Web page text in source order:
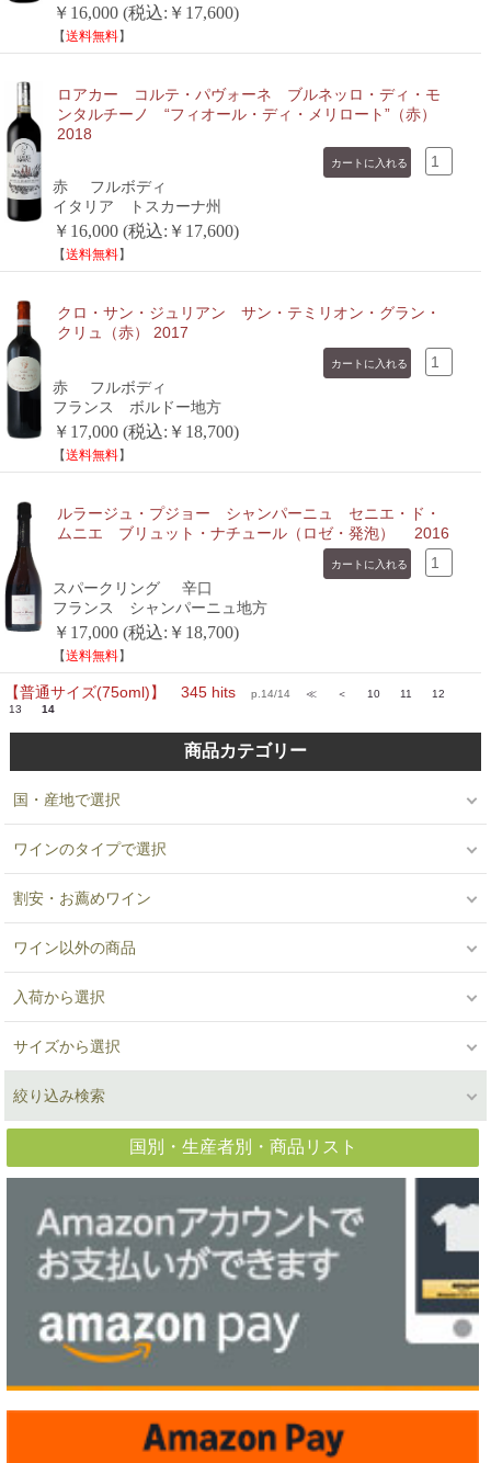
￥16,000 (税込:￥17,600)
【送料無料】
ロアカー コルテ・パヴォーネ ブルネッロ・ディ・モ
ンタルチーノ “フィオール・ディ・メリロート”（赤）
2018
赤
フルボディ
イタリア トスカーナ州
￥16,000 (税込:￥17,600)
【送料無料】
クロ・サン・ジュリアン サン・テミリオン・グラン・
クリュ（赤） 2017
赤
フルボディ
フランス ボルドー地方
￥17,000 (税込:￥18,700)
【送料無料】
ルラージュ・プジョー シャンパーニュ セニエ・ド・
ムニエ ブリュット・ナチュール（ロゼ・発泡） 2016
スパークリング
辛口
フランス シャンパーニュ地方
￥17,000 (税込:￥18,700)
【送料無料】
【普通サイズ(75oml)】 345 hitsp.14/14 ≪ ＜ 10 11
12
13
14
商品カテゴリー
国・産地で選択
ワインのタイプで選択
割安・お薦めワイン
ワイン以外の商品
入荷から選択
サイズから選択
絞り込み検索
国別・生産者別・商品リスト